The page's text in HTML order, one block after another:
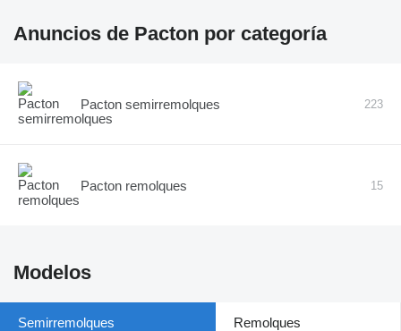
Anuncios de Pacton por categoría
Pacton semirremolques 223
Pacton remolques 15
Modelos
Semirremolques Remolques